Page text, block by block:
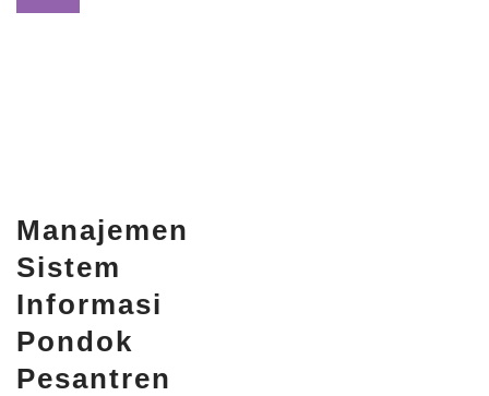
Manajemen
Sistem
Informasi
Pondok
Pesantren